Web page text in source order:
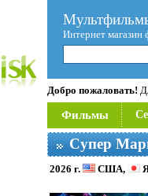
Интернет магазин
Добро пожаловать!
Фильмы
Супер
2026 г. США,